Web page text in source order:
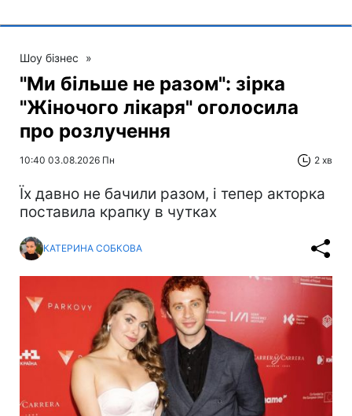
Шоу бізнес »
"Ми більше не разом": зірка
"Жіночого лікаря" оголосила
про розлучення
10:40 03.08.2026 Пн 2 хв
Їх давно не бачили разом, і тепер акторка
поставила крапку в чутках
КАТЕРИНА СОБКОВА